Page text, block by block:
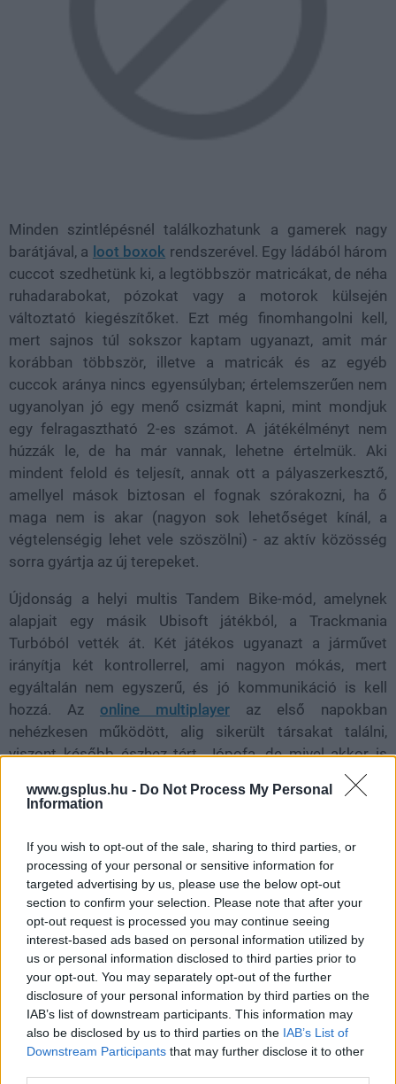
www.gsplus.hu - Do Not Process My Personal
Information
If you wish to opt-out of the sale, sharing to third parties, or
processing of your personal or sensitive information for
targeted advertising by us, please use the below opt-out
section to confirm your selection. Please note that after your
opt-out request is processed you may continue seeing
interest-based ads based on personal information utilized by
us or personal information disclosed to third parties prior to
your opt-out. You may separately opt-out of the further
disclosure of your personal information by third parties on the
IAB’s list of downstream participants. This information may
also be disclosed by us to third parties on the IAB’s List of
Downstream Participants that may further disclose it to other
Minden szintlépésnél találkozhatunk a gamerek nagy
barátjával, a loot boxok rendszerével. Egy ládából három
cuccot szedhetünk ki, a legtöbbször matricákat, de néha
ruhadarabokat, pózokat vagy a motorok külsején
változtató kiegészítőket. Ezt még finomhangolni kell,
mert sajnos túl sokszor kaptam ugyanazt, amit már
korábban többször, illetve a matricák és az egyéb
cuccok aránya nincs egyensúlyban; értelemszerűen nem
ugyanolyan jó egy menő csizmát kapni, mint mondjuk
egy felragasztható 2-es számot. A játékélményt nem
húzzák le, de ha már vannak, lehetne értelmük. Aki
mindent felold és teljesít, annak ott a pályaszerkesztő,
amellyel mások biztosan el fognak szórakozni, ha ő
maga nem is akar (nagyon sok lehetőséget kínál, a
végtelenségig lehet vele szöszölni) - az aktív közösség
sorra gyártja az új terepeket.
Újdonság a helyi multis Tandem Bike-mód, amelynek
alapjait egy másik Ubisoft játékból, a Trackmania
Turbóból vették át. Két játékos ugyanazt a járművet
irányítja két kontrollerrel, ami nagyon mókás, mert
egyáltalán nem egyszerű, és jó kommunikáció is kell
hozzá. Az online multiplayer az első napokban
nehézkesen működött, alig sikerült társakat találni,
viszont később észhez tért. Jópofa, de mivel akkor is
látjuk mások szellemeit, ha egyedül játszunk, sokat nem
ad hozzá az egészhez.